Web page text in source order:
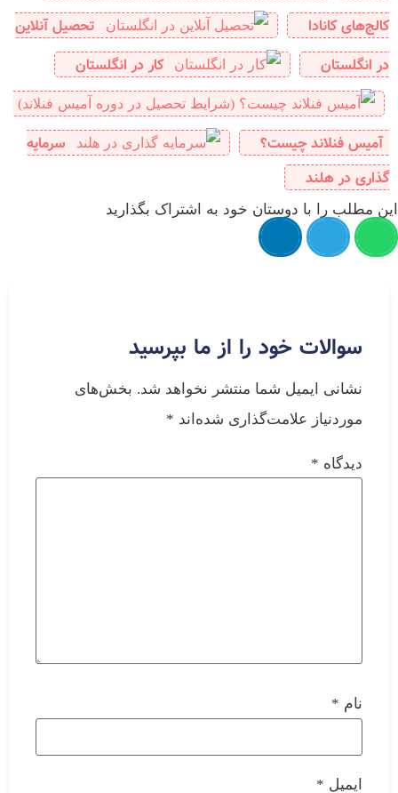
کالج‌های کانادا
تحصیل آنلاین
در انگلستان
کار در انگلستان
آمیس فنلاند چیست؟
سرمایه‌
گذاری در هلند
این مطلب را با دوستان خود به اشتراک بگذارید
سوالات خود را از ما بپرسید
نشانی ایمیل شما منتشر نخواهد شد. بخش‌های
موردنیاز علامت‌گذاری شده‌اند *
دیدگاه *
نام *
ایمیل *